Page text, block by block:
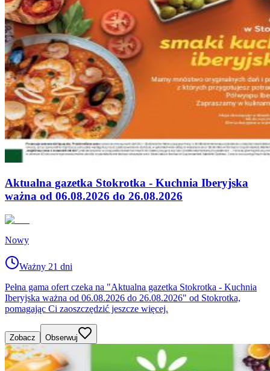
Aktualna gazetka Stokrotka - Kuchnia Iberyjska
ważna od 06.08.2026 do 26.08.2026
Nowy
Ważny 21 dni
Pełna gama ofert czeka na "Aktualna gazetka Stokrotka - Kuchnia
Iberyjska ważna od 06.08.2026 do 26.08.2026" od Stokrotka,
pomagając Ci zaoszczędzić jeszcze więcej.
Zobacz Obserwuj